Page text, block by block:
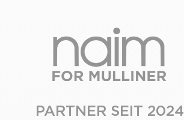
PARTNER SEIT 2024